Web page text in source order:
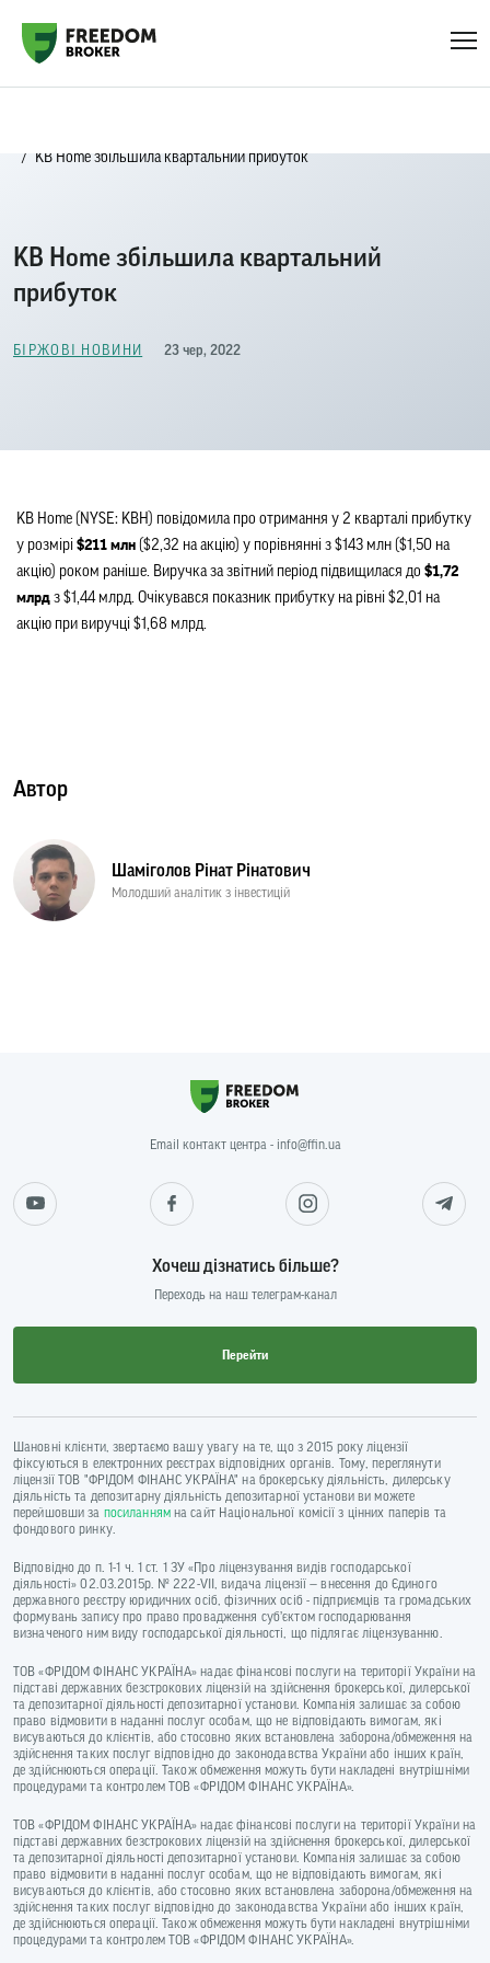
KB Home збільшила квартальний прибуток
KB Home збільшила квартальний
прибуток
БІРЖОВІ НОВИНИ 23 чер, 2022
KB Home (NYSE: KBH) повідомила про отримання у 2 кварталі прибутку
у розмірі $211 млн ($2,32 на акцію) у порівнянні з $143 млн ($1,50 на
акцію) роком раніше. Виручка за звітний період підвищилася до $1,72
млрд з $1,44 млрд. Очікувався показник прибутку на рівні $2,01 на
акцію при виручці $1,68 млрд.
Автор
Шаміголов Рінат Рінатович
Молодший аналітик з інвестицій
Email контакт центра - info@ffin.ua
Хочеш дізнатись більше?
Переходь на наш телеграм-канал
Перейти
Шановні клієнти, звертаємо вашу увагу на те, що з 2015 року ліцензії
фіксуються в електронних реєстрах відповідних органів. Тому, переглянути
ліцензії ТОВ "ФРІДОМ ФІНАНС УКРАЇНА" на брокерську діяльність, дилерську
діяльність та депозитарну діяльність депозитарної установи ви можете
перейшовши за посиланнямна сайт Національної комісії з цінних паперів та
фондового ринку.
Відповідно до п. 1-1 ч. 1 ст. 1 ЗУ «Про ліцензування видів господарської
діяльності» 02.03.2015р. № 222-VII, видача ліцензії — внесення до Єдиного
державного реєстру юридичних осіб, фізичних осіб - підприємців та громадських
формувань запису про право провадження суб’єктом господарювання
визначеного ним виду господарської діяльності, що підлягає ліцензуванню.
ТОВ «ФРІДОМ ФІНАНС УКРАЇНА» надає фінансові послуги на території України на
підставі державних безстрокових ліцензій на здійснення брокерської, дилерської
та депозитарної діяльності депозитарної установи. Компанія залишає за собою
право відмовити в наданні послуг особам, що не відповідають вимогам, які
висуваються до клієнтів, або стосовно яких встановлена заборона/обмеження на
здійснення таких послуг відповідно до законодавства України або інших країн,
де здійснюються операції. Також обмеження можуть бути накладені внутрішніми
процедурами та контролем ТОВ «ФРІДОМ ФІНАНС УКРАЇНА».
ТОВ «ФРІДОМ ФІНАНС УКРАЇНА» надає фінансові послуги на території України на
підставі державних безстрокових ліцензій на здійснення брокерської, дилерської
та депозитарної діяльності депозитарної установи. Компанія залишає за собою
право відмовити в наданні послуг особам, що не відповідають вимогам, які
висуваються до клієнтів, або стосовно яких встановлена заборона/обмеження на
здійснення таких послуг відповідно до законодавства України або інших країн,
де здійснюються операції. Також обмеження можуть бути накладені внутрішніми
процедурами та контролем ТОВ «ФРІДОМ ФІНАНС УКРАЇНА».